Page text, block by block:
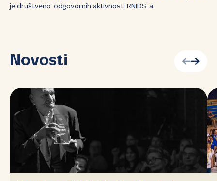
je društveno-odgovornih aktivnosti RNIDS-a.
Novosti